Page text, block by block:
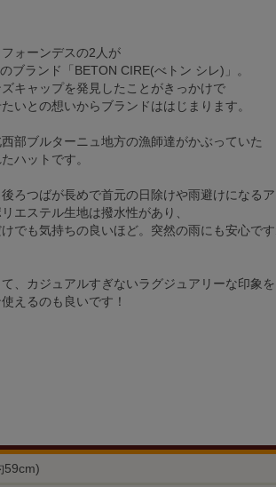
ォーンデスの2人が
ブランド「BETON CIRE(べトン シレ)」。
キャップを発見したことがきっかけで
いとの想いからブランドははじまります。
部ブルターニュ地方の漁師達がかぶっていた
ハットです。
ろつばが長めで首元の日除けや雨避けになるア
エステル生地は撥水性があり、
でも気持ちの良いほど。突然の雨にも安心です
、カジュアルすぎないラグジュアリーな印象を
えるのも良いです！
59cm)